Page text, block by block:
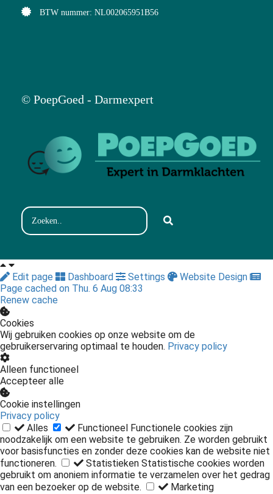
BTW nummer: NL002065951B56
© PoepGoed - Darmexpert
Edit page Dashboard Settings
Website Design
Page cached on Thu. 6 Aug 08:33
Renew cache
Cookies
Wij gebruiken cookies op onze website om de
gebruikerservaring optimaal te houden. Privacy policy
Alleen functioneel
Accepteer alle
Cookie instellingen
Privacy policy
Alles
Functioneel Functionele cookies zijn
noodzakelijk om een website te gebruiken. Ze worden gebruikt
voor basisfuncties en zonder deze cookies kan de website niet
functioneren.
Statistieken Statistische cookies worden
gebruikt om anoniem informatie te verzamelen over het gedrag
van een bezoeker op de website.
Marketing